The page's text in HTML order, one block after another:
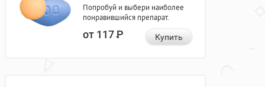
Попробуй и выбери наиболее
понравившийся препарат.
от 117Р Купить